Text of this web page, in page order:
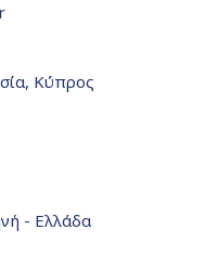
Κύπρος
- Ελλάδα